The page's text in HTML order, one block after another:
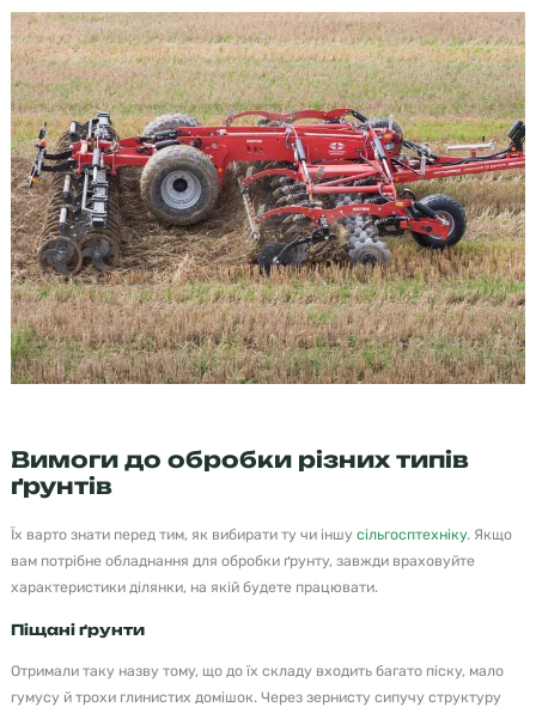
Вимоги до обробки різних типів
ґрунтів
Їх варто знати перед тим, як вибирати ту чи іншу сільгосптехніку. Якщо
вам потрібне обладнання для обробки ґрунту, завжди враховуйте
характеристики ділянки, на якій будете працювати.
Піщані ґрунти
Отримали таку назву тому, що до їх складу входить багато піску, мало
гумусу й трохи глинистих домішок. Через зернисту сипучу структуру